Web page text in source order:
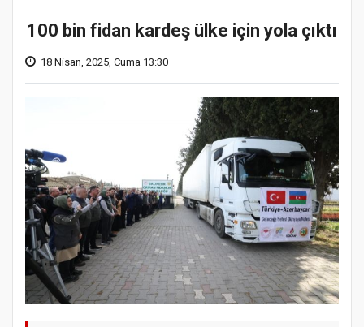
100 bin fidan kardeş ülke için yola çıktı
18 Nisan, 2025, Cuma 13:30